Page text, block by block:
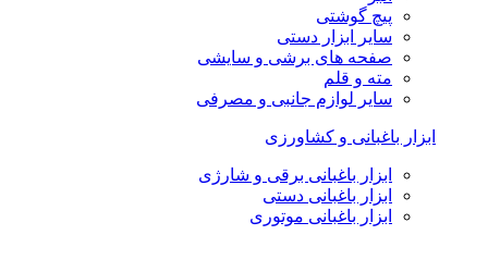
پیچ گوشتی
سایر ابزار دستی
صفحه های برشی و سایشی
مته و قلم
سایر لوازم جانبی و مصرفی
ابزار باغبانی و کشاورزی
ابزار باغبانی برقی و شارژی
ابزار باغبانی دستی
ابزار باغبانی موتوری